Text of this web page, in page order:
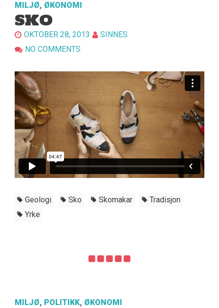
MILJØ, ØKONOMI
SKO
OKTOBER 28, 2013
SINNES
NO COMMENTS
Geologi Sko Skomakar
Tradisjon
Yrke
MILJØ, POLITIKK, ØKONOMI